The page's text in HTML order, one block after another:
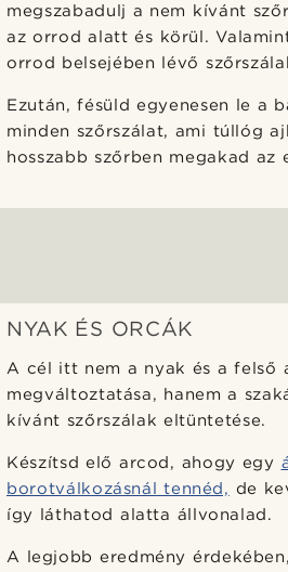
megszabadulj a nem kívánt
az orrod alatt és körül.
orrod belsejében lévő
Ezután, fésüld egyenesen le a
minden szőrszálat, ami túllóg
hosszabb szőrben megakad az
NYAK ÉS ORCÁK
A cél itt nem a nyak és a felső
megváltoztatása, hanem a
kívánt szőrszálak eltüntetése.
Készítsd elő arcod, ahogy egy
borotválkozásnál tennéd, de
így láthatod alatta állvonalad.
A legjobb eredmény